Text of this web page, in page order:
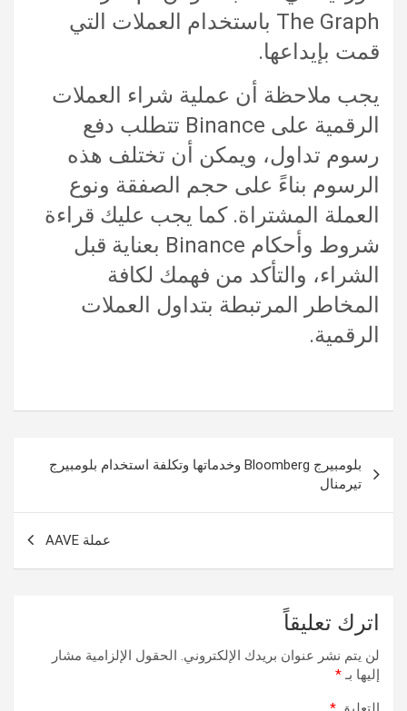
The Graph باستخدام العملات التي
قمت بإيداعها.
يجب ملاحظة أن عملية شراء العملات
الرقمية على Binance تتطلب دفع
رسوم تداول، ويمكن أن تختلف هذه
الرسوم بناءً على حجم الصفقة ونوع
العملة المشتراة. كما يجب عليك قراءة
شروط وأحكام Binance بعناية قبل
الشراء، والتأكد من فهمك لكافة
المخاطر المرتبطة بتداول العملات
الرقمية.
المقالات
بلومبيرج Bloomberg وخدماتها وتكلفة استخدام بلومبيرج
تيرمنال
عملة AAVE
اترك تعليقاً
لن يتم نشر عنوان بريدك الإلكتروني. الحقول الإلزامية مشار
إليها بـ*